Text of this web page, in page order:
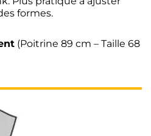
formes.
(Poitrine 89 cm – Taille 68